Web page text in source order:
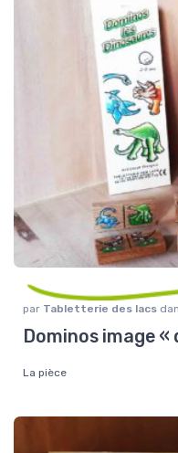
par Tabletterie des lacs
Dominos image «
La pièce